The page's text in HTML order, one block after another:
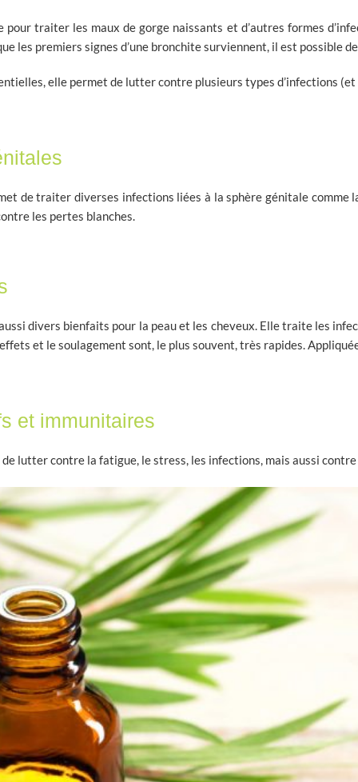
traiter les maux de gorge naissants et d’autres formes
les premiers signes d’une bronchite surviennent, il est
elle permet de lutter contre plusieurs types d’infections
de traiter diverses infections liées à la sphère génitale comme
les pertes blanches.
divers bienfaits pour la peau et les cheveux. Elle traite les
et le soulagement sont, le plus souvent, très rapides.
et immunitaires
de lutter contre la fatigue, le stress, les infections, mais aussi